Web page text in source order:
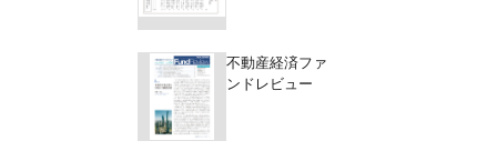
不動産経済ファ
ンドレビュー